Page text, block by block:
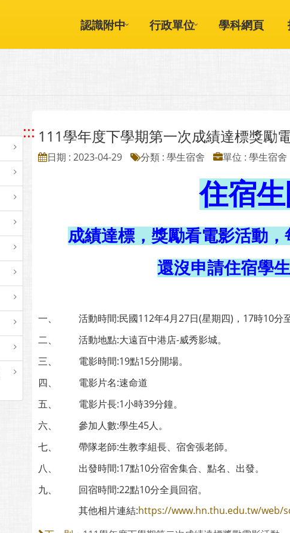
認識附中 行政單位 學科網頁
::: 111學年度下學期第一次成績達標獎勵
日期 : 2023-04-29 分類 : 學生宿舍 單位 : 學生宿舍
住宿
成績達標，獎勵看電影活動，
還沒申請住宿學
一、
活動時間:民國112年4月27日(星期四)，17時10分
二、
活動地點:大遠百中港店-威秀影城。
三、
電影時間:19點15分開場。
四、
電影片名:速命道
五、
電影片長:1小時39分鐘。
六、
參加人數:學生45人。
七、
帶隊老師:生教李組長、宿舍張老師。
八、
出發時間:17點10分宿舍集合、點名、出發。
九、
回宿時間:22點10分全員回宿。
其他相片連結:https://www.hn.thu.edu.tw/web/